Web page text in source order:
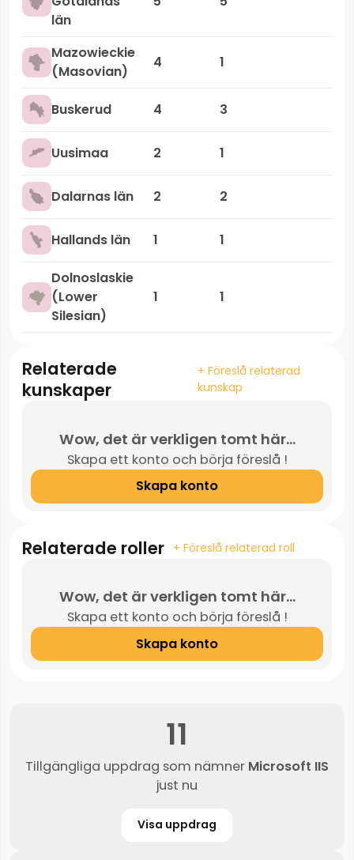
län
Mazowieckie
(Masovian)
4 1
Buskerud 4 3
Uusimaa 2 1
Dalarnas län 2 2
Hallands län 1 1
Dolnoslaskie
(Lower
Silesian)
1 1
Relaterade
kunskaper
+ Föreslå relaterad
kunskap
Wow, det är verkligen tomt här...
Skapa ett konto och börja föreslå !
Skapa konto
Relaterade roller + Föreslå relaterad roll
Wow, det är verkligen tomt här...
Skapa ett konto och börja föreslå !
Skapa konto
11
Tillgängliga uppdrag som nämner Microsoft IIS
just nu
Visa uppdrag